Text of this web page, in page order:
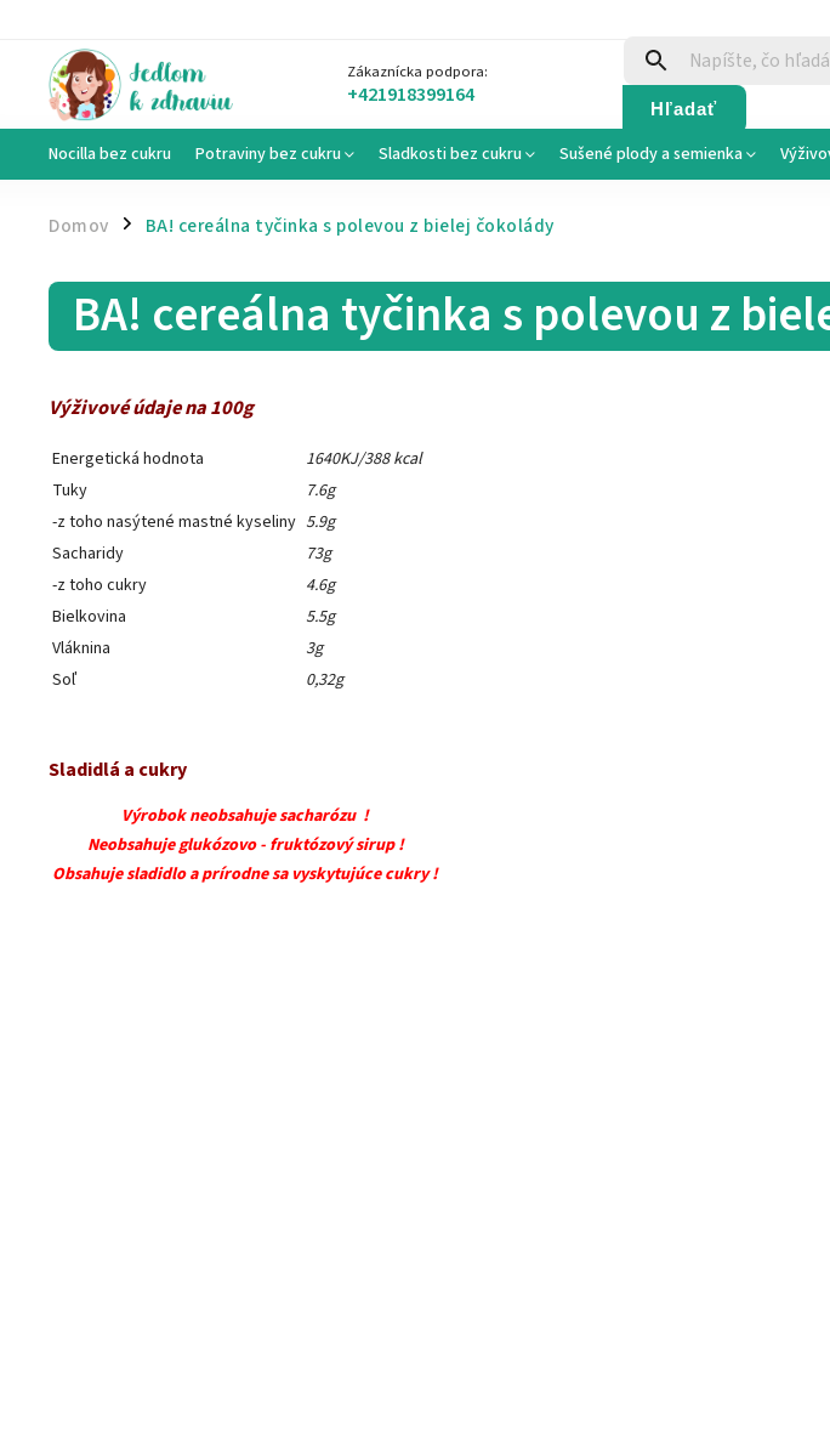
Zákaznícka podpora:
+421918399164 Hľadať
Nocilla bez cukru Potraviny bez cukru Sladkosti bez cukru Sušené plody a semienka
Domov / BA! cereálna tyčinka s polevou z bielej čokolády
BA! cereálna tyčinka s polevou z
Výživové údaje na 100g
Energetická hodnota
1640KJ/388 kcal
Tuky
7.6g
-z toho nasýtené mastné kyseliny 5.9g
Sacharidy
73g
-z toho cukry
4.6g
Bielkovina
5.5g
Vláknina
3g
Soľ
0,32g
Sladidlá a cukry
Výrobok neobsahuje sacharózu !
Neobsahuje glukózovo - fruktózový sirup !
Obsahuje sladidlo a prírodne sa vyskytujúce cukry !